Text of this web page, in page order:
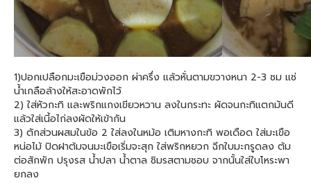
1)ปอกเปลือกมะเขือม่วงออก ผ่าครึ่ง แล้วหั่นตามขวางหนา 2-3 ซม แช่
น้ำเกลือล้างให้สะอาดพักไว้
2) ใส่หัวกะทิ และพริกแกงเขียวหวาน ลงในกระทะ ผัดจนกะทิแตกมันดี
แล้วใส่เนี้อไก่ลงผัดให้เข้ากัน
3) ตักส่วนผสมในข้อ 2 ใส่ลงในหม้อ เติมหางกะทิ พอเดือด ใส่มะเขือ
หน่อไม้ ปิดฝาต้มจนมะเขือเริ่มจะสุก ใส่พริกหยวก ฉีกใบมะกรูดลง ต้ม
ต่อสักพัก ปรุงรส น้ำปลา น้ำตาล ชิมรสตามชอบ จากนั้นใส่ใบโหระพา
ยกลง